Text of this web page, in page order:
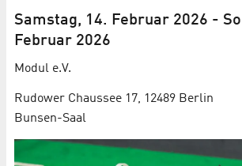
Samstag, 14. Februar 2026 -
Februar 2026
Modul e.V.
Rudower Chaussee 17, 12489 Berlin
Bunsen-Saal